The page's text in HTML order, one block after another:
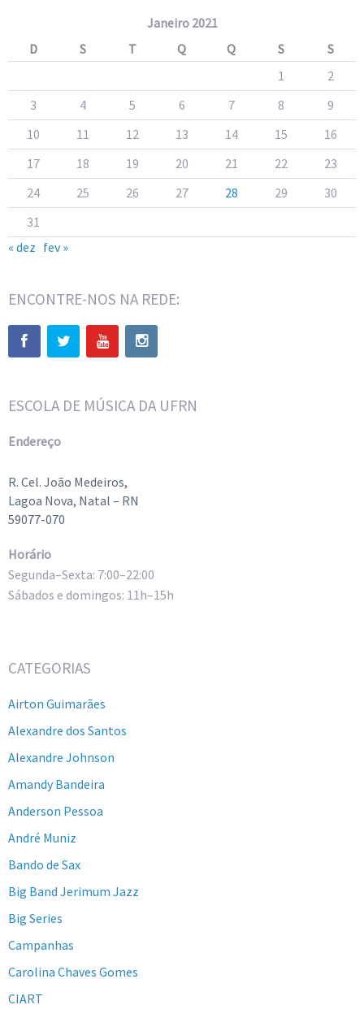
Janeiro 2021
D
S T Q Q S
S
1
2
3
4 5 6 7 8
9
10
11 12 13 14 15
16
17
18 19 20 21 22
23
24
25 26 27 28 29
30
31
« dez fev »
ENCONTRE-NOS NA REDE:
ESCOLA DE MÚSICA DA UFRN
Endereço
R. Cel. João Medeiros,
Lagoa Nova, Natal – RN
59077-070
Horário
Segunda–Sexta: 7:00–22:00
Sábados e domingos: 11h–15h
CATEGORIAS
Airton Guimarães
Alexandre dos Santos
Alexandre Johnson
Amandy Bandeira
Anderson Pessoa
André Muniz
Bando de Sax
Big Band Jerimum Jazz
Big Series
Campanhas
Carolina Chaves Gomes
CIART